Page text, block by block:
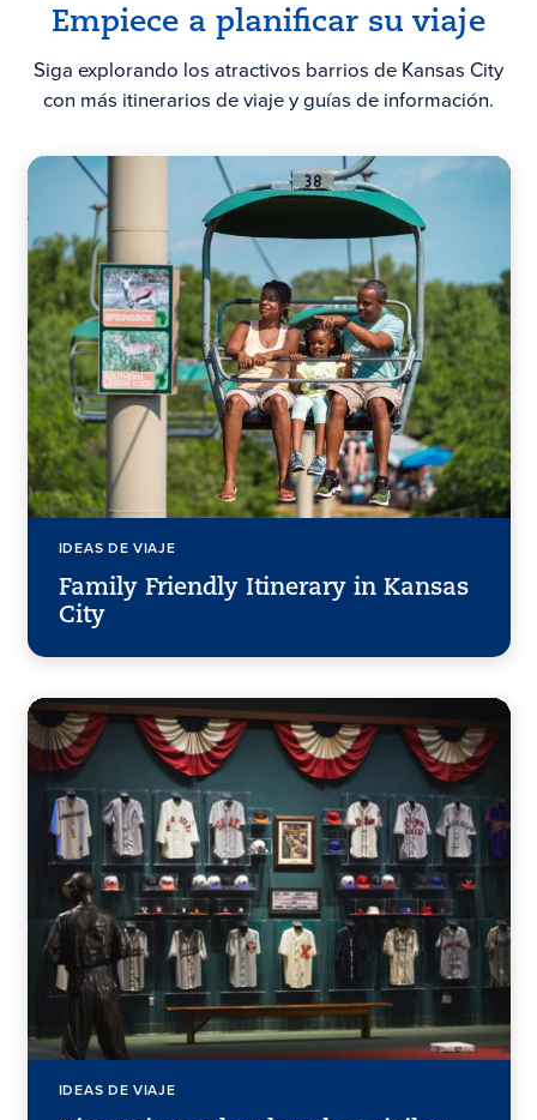
Empiece a planificar su viaje
Siga explorando los atractivos barrios de Kansas City
con más itinerarios de viaje y guías de información.
IDEAS DE VIAJE
Family Friendly Itinerary in Kansas
City
IDEAS DE VIAJE